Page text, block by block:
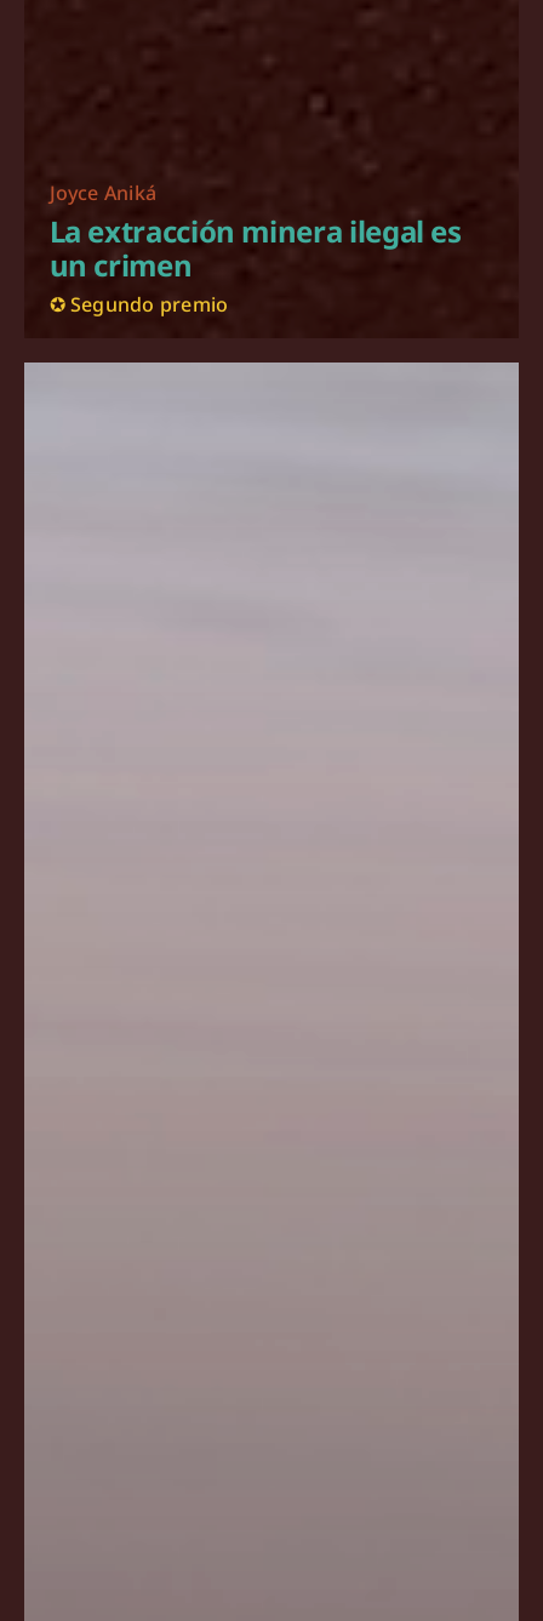
Joyce Aniká
La extracción minera ilegal es
un crimen
✪ Segundo premio